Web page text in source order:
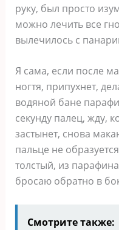
руку, был просто
можно лечить все
вылечилось с
Я сама, если после
ногтя, припухнет,
водяной бане
секунду палец, жду,
застынет, снова
пальце не
толстый, из
бросаю обратно в
Смотрите также: